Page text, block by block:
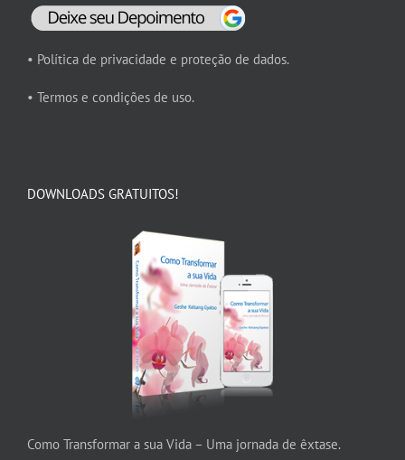
• Política de privacidade e proteção de dados.
• Termos e condições de uso.
DOWNLOADS GRATUITOS!
Como Transformar a sua Vida – Uma jornada de êxtase.